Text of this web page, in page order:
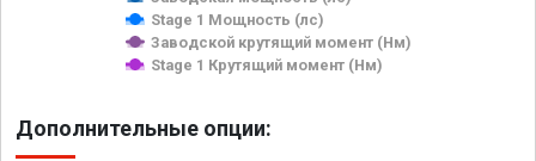
Stage 1 Мощность (лс)
Заводской крутящий момент (Нм)
Stage 1 Крутящий момент (Нм)
Дополнительные опции: